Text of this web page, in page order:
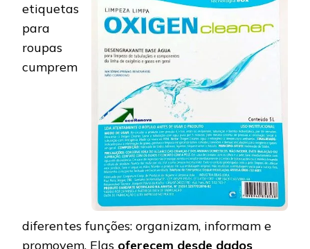
etiquetas
para
roupas
cumprem
diferentes funções: organizam, informam e
promovem. Elas oferecem desde dados